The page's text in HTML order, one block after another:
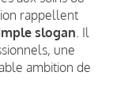
rappellent
slogan . Il
une
ambition de